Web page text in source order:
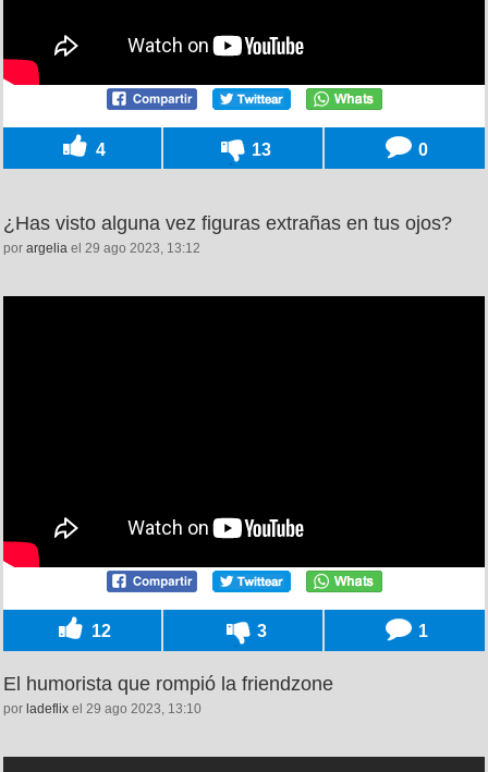
4 13 0
¿Has visto alguna vez figuras extrañas en tus ojos?
por argelia el 29 ago 2023, 13:12
12 3 1
El humorista que rompió la friendzone
por ladeflix el 29 ago 2023, 13:10